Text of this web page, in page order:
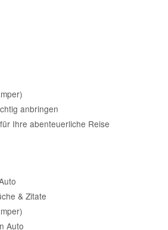
anbringen
Ihre abenteuerliche Reise
& Zitate
Auto